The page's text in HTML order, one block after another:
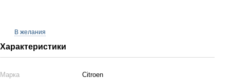
В желания
Характеристики
Марка
Citroen